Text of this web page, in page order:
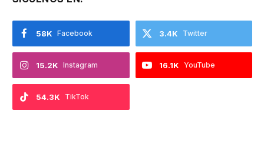
Facebook
58K Twitter
3.4K
Instagram
15.2K YouTube
16.1K
TikTok
54.3K